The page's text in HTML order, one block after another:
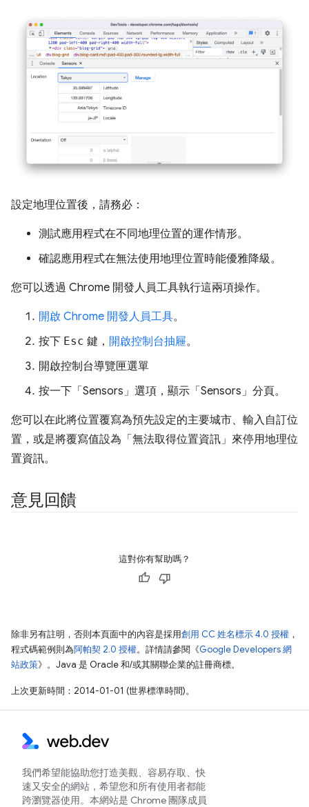
設定地理位置後，請務必：
測試應用程式在不同地理位置的運作情形。
確認應用程式在無法使用地理位置時能優雅降級。
您可以透過 Chrome 開發人員工具執行這兩項操作。
開啟 Chrome 開發人員工具。
按下 Esc 鍵， 開啟控制台抽屜。
開啟控制台導覽匣選單
按一下「Sensors」 選項，顯示「Sensors」分頁。
您可以在此將位置覆寫為預先設定的主要城市、輸入自訂位
置，或是將覆寫值設為「無法取得位置資訊」 來停用地理位
置資訊。
意見回饋
這對你有幫助嗎？
除非另有註明，否則本頁面中的內容是採用創用 CC 姓名標示 4.0 授權 ，
程式碼範例則為阿帕契 2.0 授權。詳情請參閱《Google Developers 網
站政策》。Java 是 Oracle 和/或其關聯企業的註冊商標。
上次更新時間：2014-01-01 (世界標準時間)。
我們希望能協助您打造美觀、容易存取、快
速又安全的網站，希望您和所有使用者都能
跨瀏覽器使用。本網站是 Chrome 團隊成員